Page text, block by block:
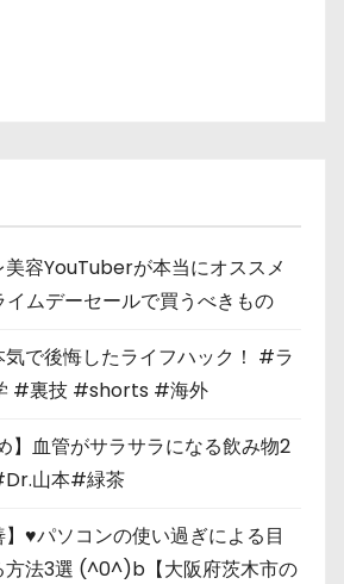
容YouTuberが本当にオススメ
ムデーセールで買うべきもの
で後悔したライフハック！ #ラ
#裏技 #shorts #海外
】血管がサラサラになる飲み物2
山本#緑茶
】♥パソコンの使い過ぎによる目
方法3選 (^0^)b【大阪府茨木市の